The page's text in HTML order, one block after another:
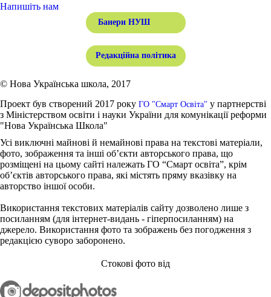
Напишіть нам
Банери НУШ
Редакційна політика
© Нова Українська школа, 2017
Проект був створений 2017 року ГО "Смарт Освіта" у партнерстві
з Міністерством освіти і науки України для комунікації реформи
"Нова Українська Школа"
Усі виключні майнові й немайнові права на текстові матеріали,
фото, зображення та інші об’єкти авторського права, що
розміщені на цьому сайті належать ГО “Смарт освіта”, крім
об’єктів авторського права, які містять пряму вказівку на
авторство іншої особи.
Використання текстових матеріалів сайту дозволено лише з
посиланням (для інтернет-видань - гіперпосиланням) на
джерело. Використання фото та зображень без погодження з
редакцією суворо заборонено.
Стокові фото від